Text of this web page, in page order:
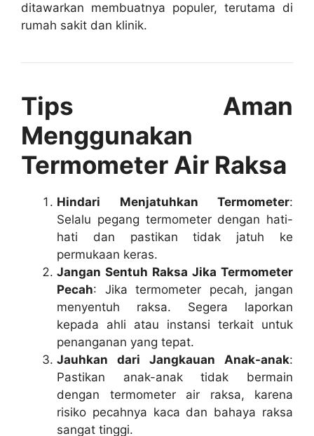
ditawarkan membuatnya populer, terutama di
rumah sakit dan klinik.
Tips Aman
Menggunakan
Termometer Air Raksa
Hindari Menjatuhkan Termometer:
Selalu pegang termometer dengan hati-
hati dan pastikan tidak jatuh ke
permukaan keras.
Jangan Sentuh Raksa Jika Termometer
Pecah: Jika termometer pecah, jangan
menyentuh raksa. Segera laporkan
kepada ahli atau instansi terkait untuk
penanganan yang tepat.
Jauhkan dari Jangkauan Anak-anak:
Pastikan anak-anak tidak bermain
dengan termometer air raksa, karena
risiko pecahnya kaca dan bahaya raksa
sangat tinggi.